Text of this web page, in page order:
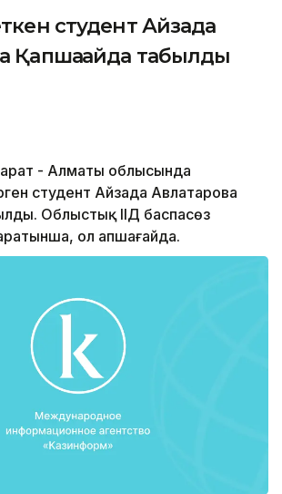
студент Айзада
Қапшағайда табылды
- Алматы облысында
студент Айзада Авлатарова
Облыстық ІІД баспасөз
ол Қапшағайда.